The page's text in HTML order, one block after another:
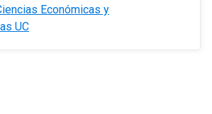
Económicas y
UC